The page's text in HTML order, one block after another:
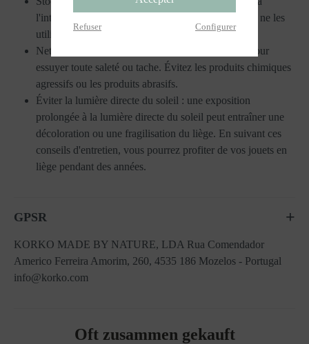
l'intérieur, dans un endroit frais et sec, lorsque vous ne les
utilisez pas.
Nettoyer en douceur : utilisez un chiffon humide pour
essuyer toute saleté ou tache. Évitez les produits chimiques
agressifs ou les produits abrasifs.
Éviter la lumière directe du soleil : une exposition
prolongée à la lumière directe du soleil peut entraîner une
décoloration ou une fragilisation du liège. En suivant ces
conseils d'entretien, vous pourrez profiter de vos jouets en
liège pendant des années.
GPSR
KORKO MADE BY NATURE, LDA Rua Comendador
Americo Ferreira Amorim, 260, 4535 186 Mozelos - Portugal
info@korko.com
Oft zusammen gekauft
Refuser Configurer